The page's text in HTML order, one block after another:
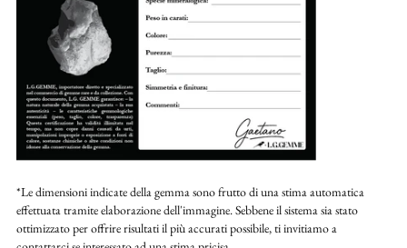
*Le dimensioni indicate della gemma sono frutto di una stima automatica
effettuata tramite elaborazione dell'immagine. Sebbene il sistema sia stato
ottimizzato per offrire risultati il più accurati possibile, ti invitiamo a